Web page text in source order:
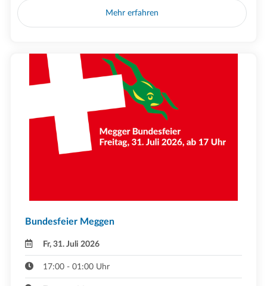
Mehr erfahren
Bundesfeier Meggen
Fr, 31. Juli 2026
17:00 - 01:00 Uhr